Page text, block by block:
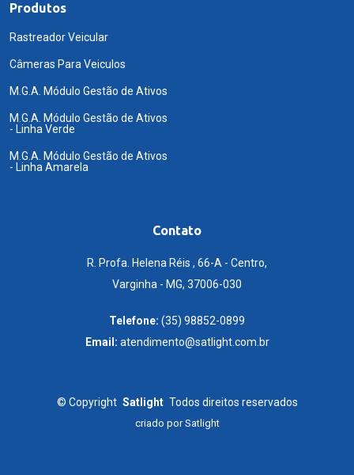
Produtos
Rastreador Veicular
Câmeras Para Veiculos
M.G.A. Módulo Gestão de Ativos
M.G.A. Módulo Gestão de Ativos
- Linha Verde
M.G.A. Módulo Gestão de Ativos
- Linha Amarela
Contato
R. Profa. Helena Réis , 66-A - Centro,
Varginha - MG, 37006-030
Telefone: (35) 98852-0899
Email: atendimento@satlight.com.br
© Copyright Satlight Todos direitos reservados
criado porSatlight